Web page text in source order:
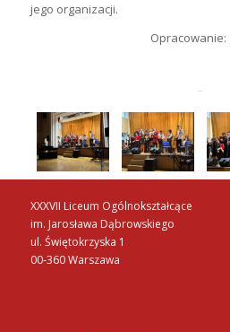
jego organizacji.
XXXVII Liceum Ogólnokształcące
im. Jarosława Dąbrowskiego
ul. Świętokrzyska 1
00-360 Warszawa